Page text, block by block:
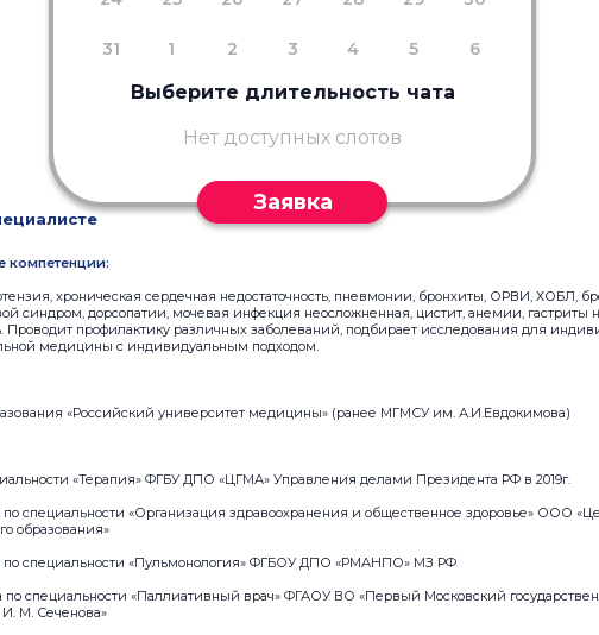
31 1 2 3 4 5 6
Выберите длительность чата
Нет доступных слотов
Заявка
компетенции:
хроническая сердечная недостаточность, пневмонии, бронхиты, ОРВИ, ХОБЛ,
синдром, дорсопатии, мочевая инфекция неосложненная, цистит, анемии, гастриты
профилактику различных заболеваний, подбирает исследования для
медицины с индивидуальным подходом.
«Российский университет медицины» (ранее МГМСУ им. А.И.Евдокимова)
«Терапия» ФГБУ ДПО «ЦГМА» Управления делами Президента РФ в 2019г.
по специальности «Организация здравоохранения и общественное здоровье» ООО
образования»
по специальности «Пульмонология» ФГБОУ ДПО «РМАНПО» МЗ РФ
по специальности «Паллиативный врач» ФГАОУ ВО «Первый Московский
М. Сеченова»